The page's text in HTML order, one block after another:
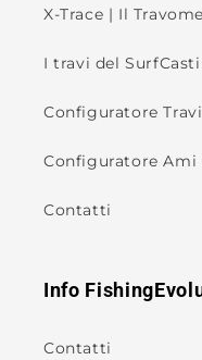
X-Trace | Il
I travi del
Configuratore
Configuratore Ami
Contatti
Info
Contatti